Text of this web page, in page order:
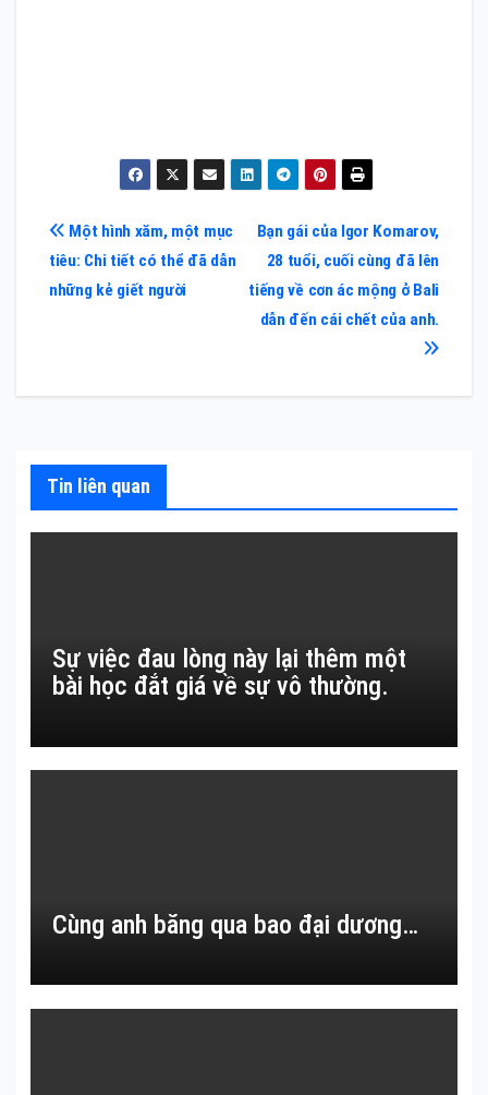
Điều
hướng
Bạn gái của Igor Komarov,
28 tuổi, cuối cùng đã lên
tiếng về cơn ác mộng ở Bali
dẫn đến cái chết của anh.
Một hình xăm, một mục
tiêu: Chi tiết có thể đã dẫn
những kẻ giết người
Tin liên quan
Sự việc đau lòng này lại thêm một
bài học đắt giá về sự vô thường.
Cùng anh băng qua bao đại dương…